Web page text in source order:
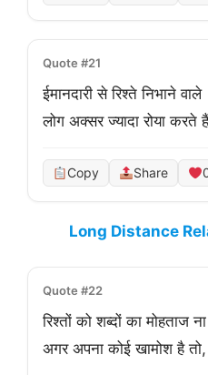
Quote #21
ईमानदारी से रिश्ते निभाने वाले
लोग अक्सर ज्यादा रोया करते
Copy Share
Long Distance
Quote #22
रिश्तों को शब्दों का मोहताज
अगर अपना कोई खामोश है